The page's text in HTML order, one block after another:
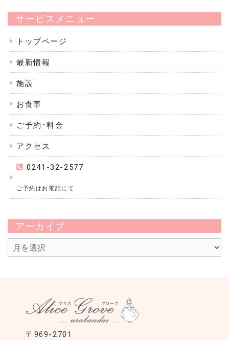
サービスメニュー
トップページ
最新情報
施設
お食事
ご予約･料金
アクセス
0241-32-2577
ご予約はお電話にて
アーカイブ
ア
ー
〒969-2701